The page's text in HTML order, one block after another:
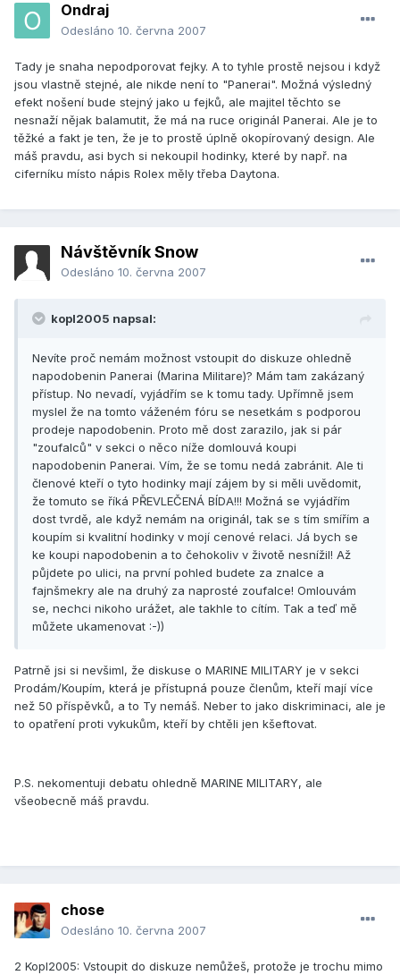
Ondraj
Odesláno 10. června 2007
Tady je snaha nepodporovat fejky. A to tyhle prostě nejsou i když
jsou vlastně stejné, ale nikde není to "Panerai". Možná výsledný
efekt nošení bude stejný jako u fejků, ale majitel těchto se
nesnaží nějak balamutit, že má na ruce originál Panerai. Ale je to
těžké a fakt je ten, že je to prostě úplně okopírovaný design. Ale
máš pravdu, asi bych si nekoupil hodinky, které by např. na
ciferníku místo nápis Rolex měly třeba Daytona.
Návštěvník Snow
Odesláno 10. června 2007
kopl2005 napsal:
Nevíte proč nemám možnost vstoupit do diskuze ohledně
napodobenin Panerai (Marina Militare)? Mám tam zakázaný
přístup. No nevadí, vyjádřím se k tomu tady. Upřímně jsem
myslel že na tomto váženém fóru se nesetkám s podporou
prodeje napodobenin. Proto mě dost zarazilo, jak si pár
"zoufalců" v sekci o něco níže domlouvá koupi
napodobenin Panerai. Vím, že se tomu nedá zabránit. Ale ti
členové kteří o tyto hodinky mají zájem by si měli uvědomit,
že tomuto se říká PŘEVLEČENÁ BÍDA!!! Možná se vyjádřím
dost tvrdě, ale když nemám na originál, tak se s tím smířím a
koupím si kvalitní hodinky v mojí cenové relaci. Já bych se
ke koupi napodobenin a to čehokoliv v životě nesnížil! Až
půjdete po ulici, na první pohled budete za znalce a
fajnšmekry ale na druhý za naprosté zoufalce! Omlouvám
se, nechci nikoho urážet, ale takhle to cítím. Tak a teď mě
můžete ukamenovat :-))
Patrně jsi si nevšiml, že diskuse o MARINE MILITARY je v sekci
Prodám/Koupím, která je přístupná pouze členům, kteří mají více
než 50 příspěvků, a to Ty nemáš. Neber to jako diskriminaci, ale je
to opatření proti vykukům, kteří by chtěli jen kšeftovat.
P.S. nekomentuji debatu ohledně MARINE MILITARY, ale
všeobecně máš pravdu.
chose
Odesláno 10. června 2007
2 Kopl2005: Vstoupit do diskuze nemůžeš, protože je trochu mimo